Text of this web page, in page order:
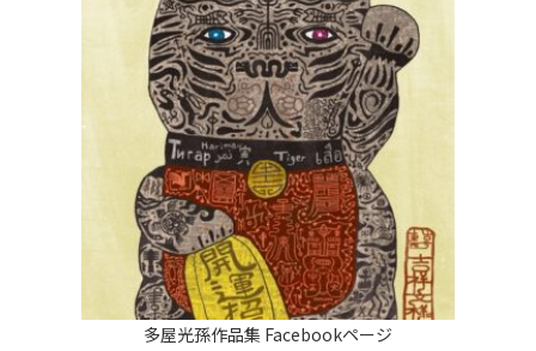
多屋光孫作品集 Facebookページ